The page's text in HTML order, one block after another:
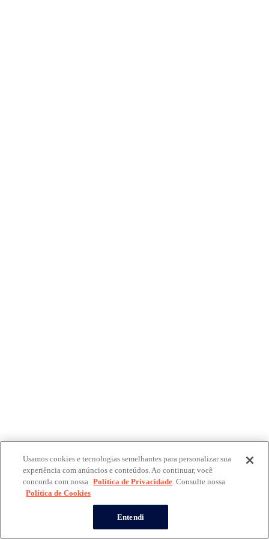
Usamos cookies e tecnologias semelhantes para personalizar sua
experiência com anúncios e conteúdos. Ao continuar, você
concorda com nossa Política de Privacidade. Consulte nossa
Política de Cookies
Entendi